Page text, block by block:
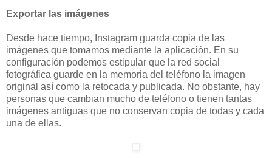
Exportar las imágenes
Desde hace tiempo, Instagram guarda copia de las
imágenes que tomamos mediante la aplicación. En su
configuración podemos estipular que la red social
fotográfica guarde en la memoria del teléfono la imagen
original así como la retocada y publicada. No obstante, hay
personas que cambian mucho de teléfono o tienen tantas
imágenes antiguas que no conservan copia de todas y cada
una de ellas.